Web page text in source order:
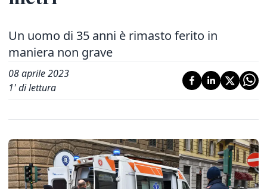
Un uomo di 35 anni è rimasto ferito in
maniera non grave
08 aprile 2023
1' di lettura